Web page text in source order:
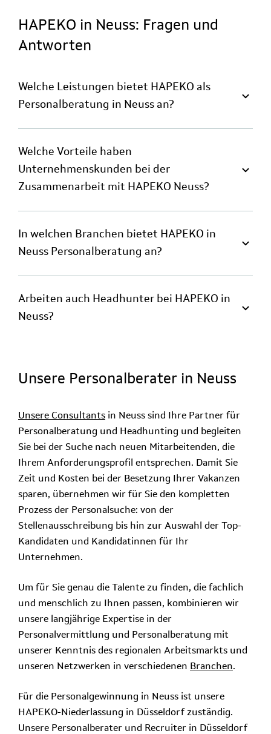
HAPEKO in Neuss: Fragen und
Antworten
Welche Leistungen bietet HAPEKO als
Personalberatung in Neuss an?
Welche Vorteile haben
Unternehmenskunden bei der
Zusammenarbeit mit HAPEKO Neuss?
In welchen Branchen bietet HAPEKO in
Neuss Personalberatung an?
Arbeiten auch Headhunter bei HAPEKO in
Neuss?
Unsere Personalberater in Neuss
Unsere Consultants in Neuss sind Ihre Partner für
Personalberatung und Headhunting und begleiten
Sie bei der Suche nach neuen Mitarbeitenden, die
Ihrem Anforderungsprofil entsprechen. Damit Sie
Zeit und Kosten bei der Besetzung Ihrer Vakanzen
sparen, übernehmen wir für Sie den kompletten
Prozess der Personalsuche: von der
Stellenausschreibung bis hin zur Auswahl der Top-
Kandidaten und Kandidatinnen für Ihr
Unternehmen.
Um für Sie genau die Talente zu finden, die fachlich
und menschlich zu Ihnen passen, kombinieren wir
unsere langjährige Expertise in der
Personalvermittlung und Personalberatung mit
unserer Kenntnis des regionalen Arbeitsmarkts und
unseren Netzwerken in verschiedenen Branchen.
Für die Personalgewinnung in Neuss ist unsere
HAPEKO-Niederlassung in Düsseldorf zuständig.
Unsere Personalberater und Recruiter in Düsseldorf